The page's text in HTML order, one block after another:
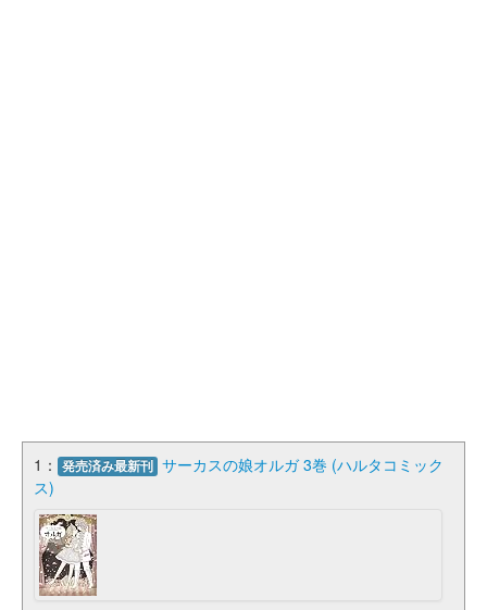
1： 発売済み最新刊 サーカスの娘オルガ 3巻 (ハルタコミック
ス)